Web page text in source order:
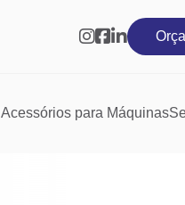
Acessórios para Máquinas